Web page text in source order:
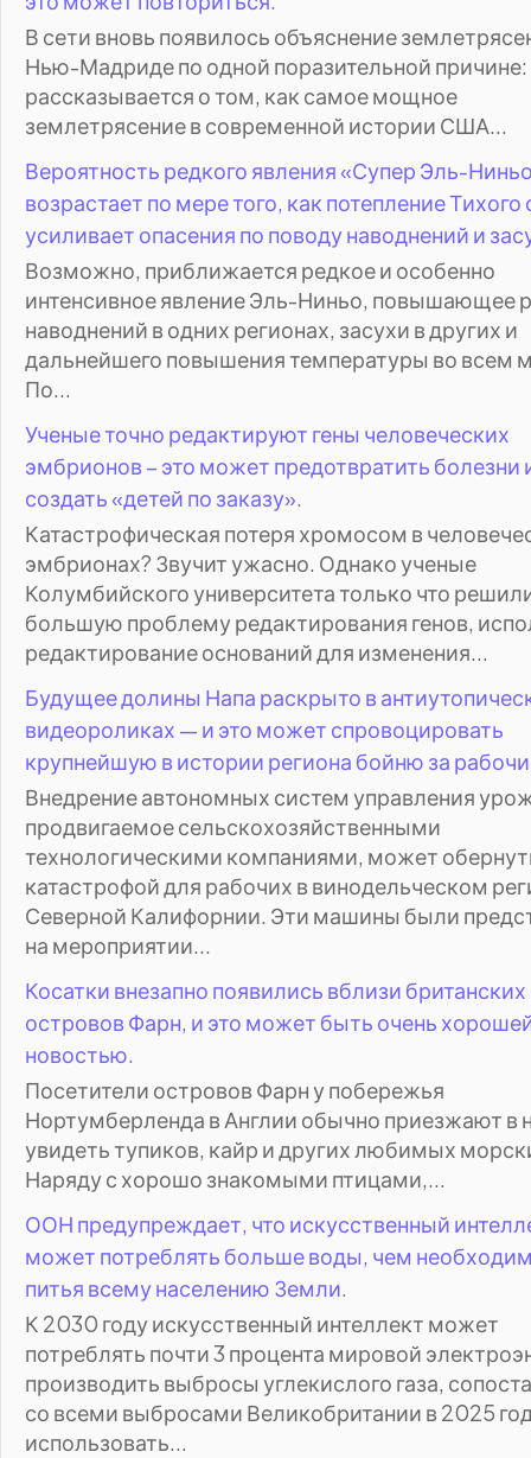
В сети вновь появилось объяснение
Нью-Мадриде по одной поразительной причине:
рассказывается о том, как самое мощное
землетрясение в современной истории США...
Вероятность редкого явления «Супер Эль-
возрастает по мере того, как потепление Тихого
усиливает опасения по поводу наводнений и
Возможно, приближается редкое и особенно
интенсивное явление Эль-Ниньо, повышающее
наводнений в одних регионах, засухи в других и
дальнейшего повышения температуры во всем
По...
Ученые точно редактируют гены человеческих
эмбрионов – это может предотвратить болезни
создать «детей по заказу».
Катастрофическая потеря хромосом в
эмбрионах? Звучит ужасно. Однако ученые
Колумбийского университета только что
большую проблему редактирования генов,
редактирование оснований для изменения...
Будущее долины Напа раскрыто в
видеороликах — и это может спровоцировать
крупнейшую в истории региона бойню за
Внедрение автономных систем управления
продвигаемое сельскохозяйственными
технологическими компаниями, может
катастрофой для рабочих в винодельческом
Северной Калифорнии. Эти машины были
на мероприятии...
Косатки внезапно появились вблизи британских
островов Фарн, и это может быть очень
новостью.
Посетители островов Фарн у побережья
Нортумберленда в Англии обычно приезжают в
увидеть тупиков, кайр и других любимых
Наряду с хорошо знакомыми птицами,...
ООН предупреждает, что искусственный
может потреблять больше воды, чем
питья всему населению Земли.
К 2030 году искусственный интеллект может
потреблять почти 3 процента мировой
производить выбросы углекислого газа,
со всеми выбросами Великобритании в 2025
использовать...